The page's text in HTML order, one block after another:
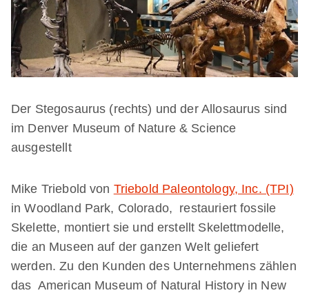
Der Stegosaurus (rechts) und der Allosaurus sind
im Denver Museum of Nature & Science
ausgestellt
Mike Triebold von Triebold Paleontology, Inc. (TPI)
in Woodland Park, Colorado, restauriert fossile
Skelette, montiert sie und erstellt Skelettmodelle,
die an Museen auf der ganzen Welt geliefert
werden. Zu den Kunden des Unternehmens zählen
das American Museum of Natural History in New